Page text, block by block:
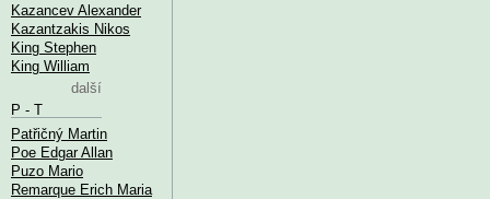
Kazancev Alexander
Kazantzakis Nikos
King Stephen
King William
další
P - T
Patřičný Martin
Poe Edgar Allan
Puzo Mario
Remarque Erich Maria